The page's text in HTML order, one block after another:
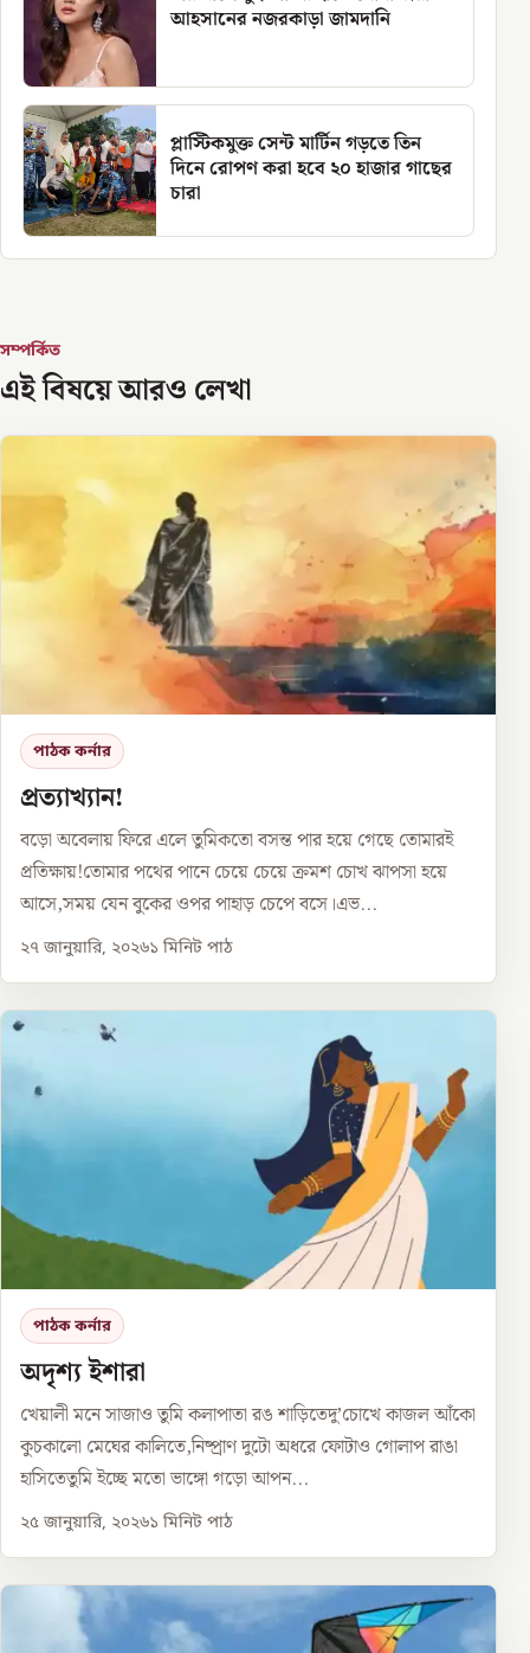
আহসানের নজরকাড়া জামদানি
প্লাস্টিকমুক্ত সেন্ট মার্টিন গড়তে তিন
দিনে রোপণ করা হবে ২০ হাজার গাছের
চারা
সম্পর্কিত
এই বিষয়ে আরও লেখা
পাঠক কর্নার
প্রত্যাখ্যান!
বড়ো অবেলায় ফিরে এলে তুমিকতো বসন্ত পার হয়ে গেছে তোমারই
প্রতিক্ষায়!তোমার পথের পানে চেয়ে চেয়ে ক্রমশ চোখ ঝাপসা হয়ে
আসে,সময় যেন বুকের ওপর পাহাড় চেপে বসে।এভ...
২৭ জানুয়ারি, ২০২৬১ মিনিট পাঠ
পাঠক কর্নার
অদৃশ্য ইশারা
খেয়ালী মনে সাজাও তুমি কলাপাতা রঙ শাড়িতেদু’চোখে কাজল আঁকো
কুচকালো মেঘের কালিতে,নিষ্প্রাণ দুটো অধরে ফোটাও গোলাপ রাঙা
হাসিতেতুমি ইচ্ছে মতো ভাঙ্গো গড়ো আপন...
২৫ জানুয়ারি, ২০২৬১ মিনিট পাঠ